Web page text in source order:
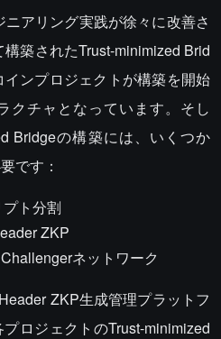
アリング実践が徐々に改善さ
築されたTrust-minimized Brid
ンプロジェクトが構築を開始
クチャとなっています。そし
Bridgeの構築には、いくつか
です：
ト分割
ZKP
ネットワーク
ZKP生成管理プラットフ
ロジェクトのTrust-minimized